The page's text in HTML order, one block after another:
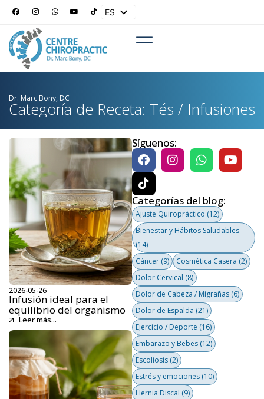
ES
Dr. Marc Bony, DC
Categoría de Receta: Tés / Infusiones
2026-05-26
Infusión ideal para el
equilibrio del organismo
Leer más...
Síguenos:
Categorías del blog:
Ajuste Quiropráctico (12)
Bienestar y Hábitos Saludables
(14)
Cáncer (9) Cosmética Casera (2)
Dolor Cervical (8)
Dolor de Cabeza / Migrañas (6)
Dolor de Espalda (21)
Ejercicio / Deporte (16)
Embarazo y Bebes (12)
Escoliosis (2)
Estrés y emociones (10)
Hernia Discal (9)